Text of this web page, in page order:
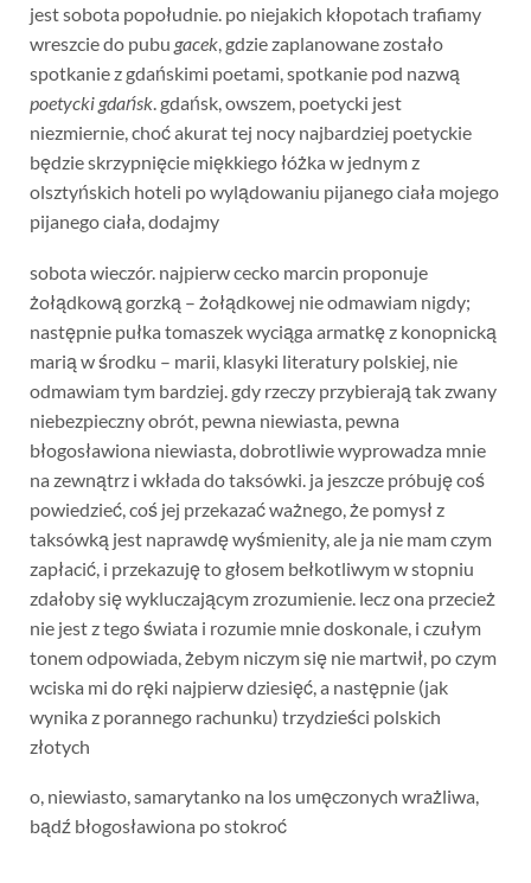
jest sobota popołudnie. po niejakich kłopotach trafiamy
wreszcie do pubu gacek, gdzie zaplanowane zostało
spotkanie z gdańskimi poetami, spotkanie pod nazwą
poetycki gdańsk. gdańsk, owszem, poetycki jest
niezmiernie, choć akurat tej nocy najbardziej poetyckie
będzie skrzypnięcie miękkiego łóżka w jednym z
olsztyńskich hoteli po wylądowaniu pijanego ciała mojego
pijanego ciała, dodajmy
sobota wieczór. najpierw cecko marcin proponuje
żołądkową gorzką – żołądkowej nie odmawiam nigdy;
następnie pułka tomaszek wyciąga armatkę z konopnicką
marią w środku – marii, klasyki literatury polskiej, nie
odmawiam tym bardziej. gdy rzeczy przybierają tak zwany
niebezpieczny obrót, pewna niewiasta, pewna
błogosławiona niewiasta, dobrotliwie wyprowadza mnie
na zewnątrz i wkłada do taksówki. ja jeszcze próbuję coś
powiedzieć, coś jej przekazać ważnego, że pomysł z
taksówką jest naprawdę wyśmienity, ale ja nie mam czym
zapłacić, i przekazuję to głosem bełkotliwym w stopniu
zdałoby się wykluczającym zrozumienie. lecz ona przecież
nie jest z tego świata i rozumie mnie doskonale, i czułym
tonem odpowiada, żebym niczym się nie martwił, po czym
wciska mi do ręki najpierw dziesięć, a następnie (jak
wynika z porannego rachunku) trzydzieści polskich
złotych
o, niewiasto, samarytanko na los umęczonych wrażliwa,
bądź błogosławiona po stokroć